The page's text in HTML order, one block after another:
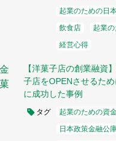
起業のための日
飲食店
起業
経営心得
【洋菓子店の創業融資
子店をOPENさせるた
に成功した事例
タグ
起業のための資
日本政策金融公